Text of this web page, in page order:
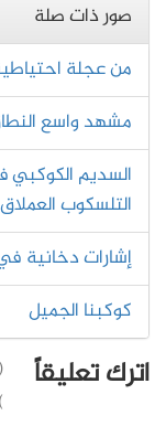
صور ذات صلة
من عجلة
مشهد واسع
التلسكوب
إشارات دخانية
كوكبنا الجميل
اترك تعليقاً
(